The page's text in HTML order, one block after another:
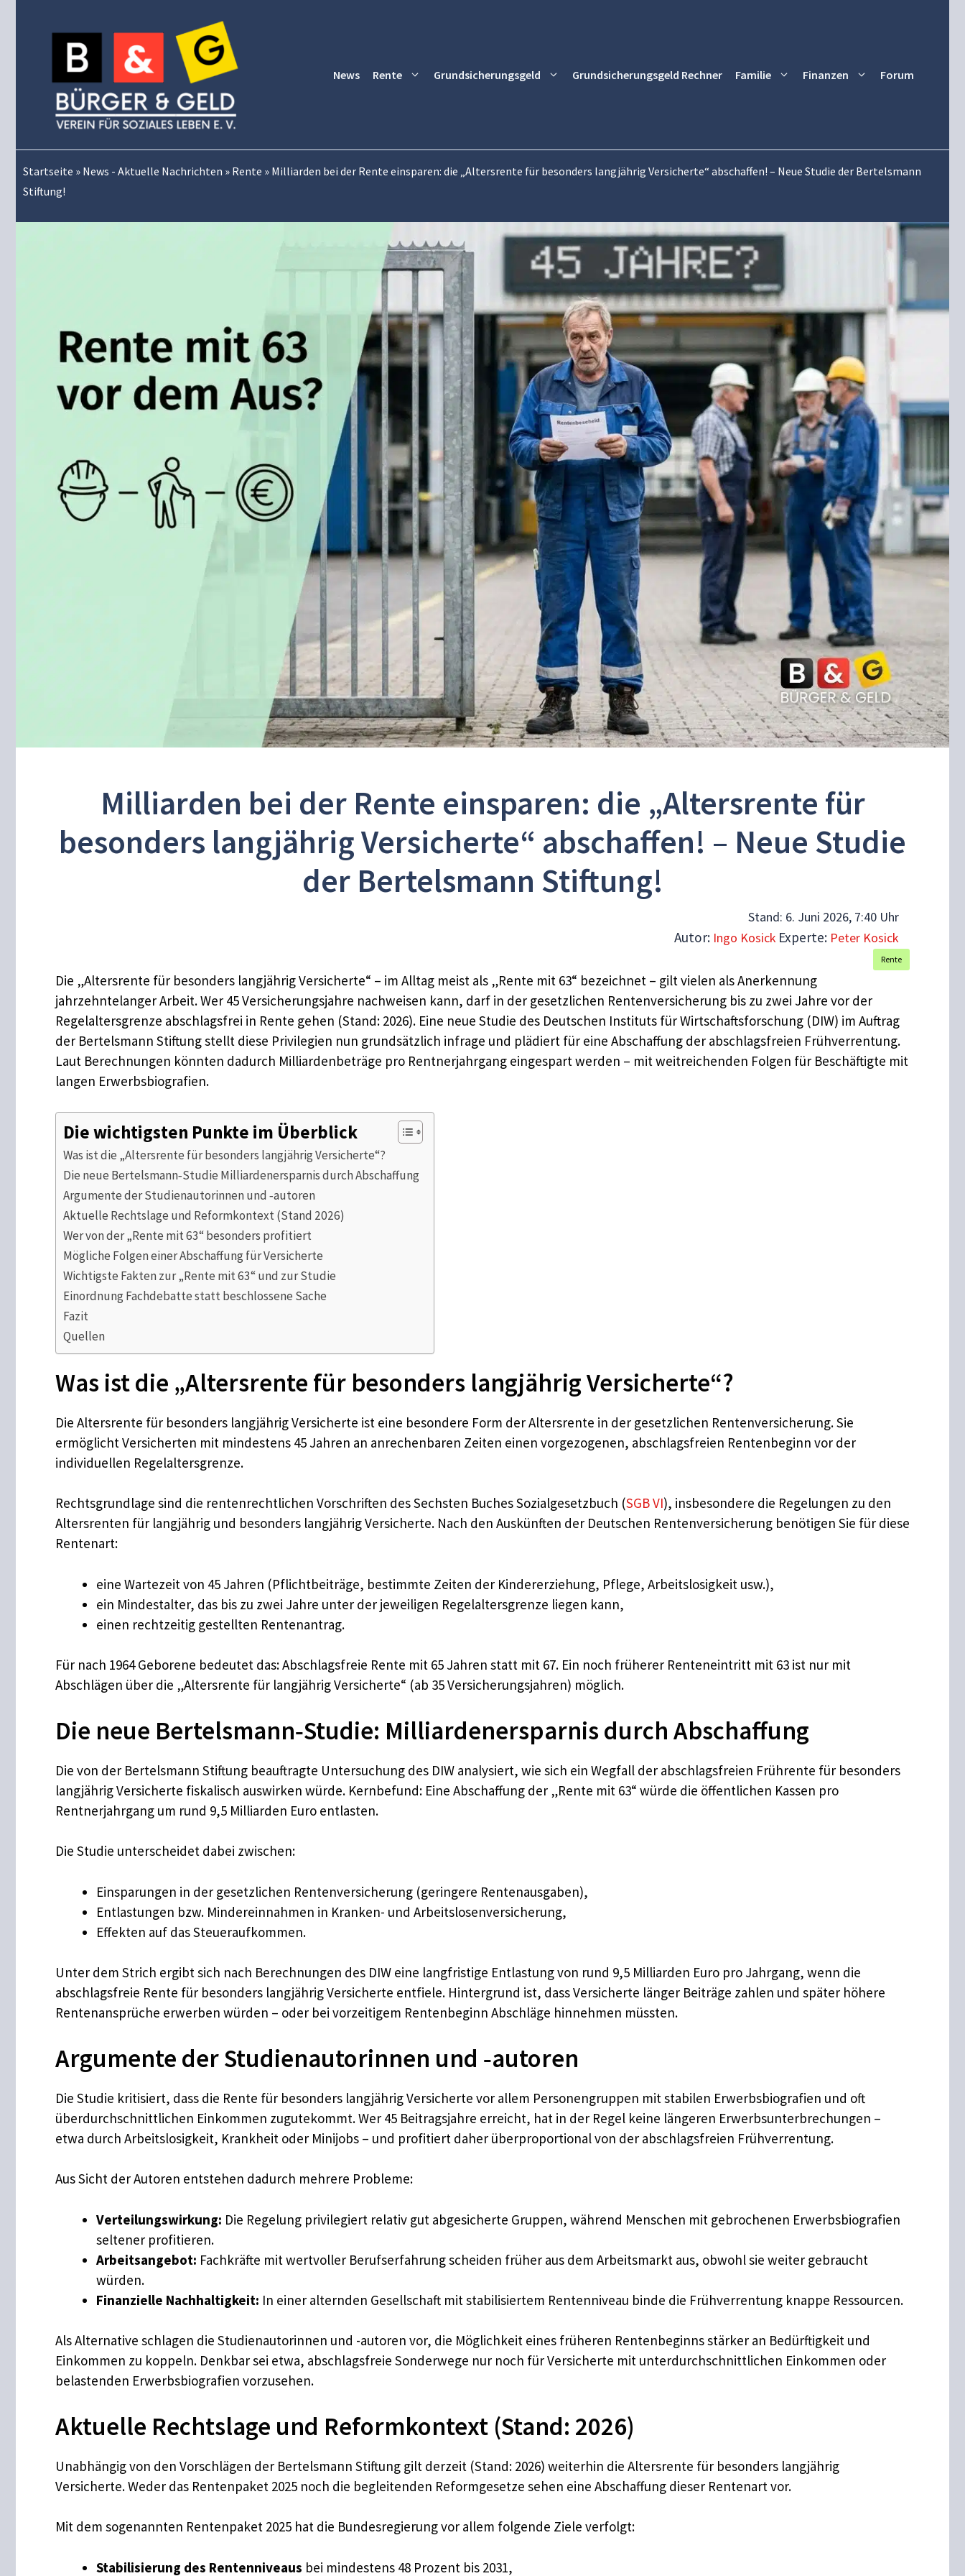
News Rente Grundsicherungsgeld Grundsicherungsgeld Rechner Familie Finanzen Forum
Startseite » News - Aktuelle Nachrichten » Rente » Milliarden bei der Rente einsparen: die „Altersrente für besonders langjährig Versicherte“ abschaffen! – Neue Studie der Bertelsmann
Stiftung!
Milliarden bei der Rente einsparen: die „Altersrente für
besonders langjährig Versicherte“ abschaffen! – Neue Studie
der Bertelsmann Stiftung!
Stand: 6. Juni 2026, 7:40 Uhr
Autor: Ingo Kosick Experte: Peter Kosick
Rente
Die „Altersrente für besonders langjährig Versicherte“ – im Alltag meist als „Rente mit 63“ bezeichnet – gilt vielen als Anerkennung
jahrzehntelanger Arbeit. Wer 45 Versicherungsjahre nachweisen kann, darf in der gesetzlichen Rentenversicherung bis zu zwei Jahre vor der
Regelaltersgrenze abschlagsfrei in Rente gehen (Stand: 2026). Eine neue Studie des Deutschen Instituts für Wirtschaftsforschung (DIW) im Auftrag
der Bertelsmann Stiftung stellt diese Privilegien nun grundsätzlich infrage und plädiert für eine Abschaffung der abschlagsfreien Frühverrentung.
Laut Berechnungen könnten dadurch Milliardenbeträge pro Rentnerjahrgang eingespart werden – mit weitreichenden Folgen für Beschäftigte mit
langen Erwerbsbiografien.
Die wichtigsten Punkte im Überblick
Was ist die „Altersrente für besonders langjährig Versicherte“?
Die neue Bertelsmann‑Studie Milliardenersparnis durch Abschaffung
Argumente der Studienautorinnen und ‑autoren
Aktuelle Rechtslage und Reformkontext (Stand 2026)
Wer von der „Rente mit 63“ besonders profitiert
Mögliche Folgen einer Abschaffung für Versicherte
Wichtigste Fakten zur „Rente mit 63“ und zur Studie
Einordnung Fachdebatte statt beschlossene Sache
Fazit
Quellen
Was ist die „Altersrente für besonders langjährig Versicherte“?
Die Altersrente für besonders langjährig Versicherte ist eine besondere Form der Altersrente in der gesetzlichen Rentenversicherung. Sie
ermöglicht Versicherten mit mindestens 45 Jahren an anrechenbaren Zeiten einen vorgezogenen, abschlagsfreien Rentenbeginn vor der
individuellen Regelaltersgrenze.
Rechtsgrundlage sind die rentenrechtlichen Vorschriften des Sechsten Buches Sozialgesetzbuch (SGB VI), insbesondere die Regelungen zu den
Altersrenten für langjährig und besonders langjährig Versicherte. Nach den Auskünften der Deutschen Rentenversicherung benötigen Sie für diese
Rentenart:
eine Wartezeit von 45 Jahren (Pflichtbeiträge, bestimmte Zeiten der Kindererziehung, Pflege, Arbeitslosigkeit usw.),
ein Mindestalter, das bis zu zwei Jahre unter der jeweiligen Regelaltersgrenze liegen kann,
einen rechtzeitig gestellten Rentenantrag.
Für nach 1964 Geborene bedeutet das: Abschlagsfreie Rente mit 65 Jahren statt mit 67. Ein noch früherer Renteneintritt mit 63 ist nur mit
Abschlägen über die „Altersrente für langjährig Versicherte“ (ab 35 Versicherungsjahren) möglich.
Die neue Bertelsmann‑Studie: Milliardenersparnis durch Abschaffung
Die von der Bertelsmann Stiftung beauftragte Untersuchung des DIW analysiert, wie sich ein Wegfall der abschlagsfreien Frührente für besonders
langjährig Versicherte fiskalisch auswirken würde. Kernbefund: Eine Abschaffung der „Rente mit 63“ würde die öffentlichen Kassen pro
Rentnerjahrgang um rund 9,5 Milliarden Euro entlasten.
Die Studie unterscheidet dabei zwischen:
Einsparungen in der gesetzlichen Rentenversicherung (geringere Rentenausgaben),
Entlastungen bzw. Mindereinnahmen in Kranken- und Arbeitslosenversicherung,
Effekten auf das Steueraufkommen.
Unter dem Strich ergibt sich nach Berechnungen des DIW eine langfristige Entlastung von rund 9,5 Milliarden Euro pro Jahrgang, wenn die
abschlagsfreie Rente für besonders langjährig Versicherte entfiele. Hintergrund ist, dass Versicherte länger Beiträge zahlen und später höhere
Rentenansprüche erwerben würden – oder bei vorzeitigem Rentenbeginn Abschläge hinnehmen müssten.
Argumente der Studienautorinnen und ‑autoren
Die Studie kritisiert, dass die Rente für besonders langjährig Versicherte vor allem Personengruppen mit stabilen Erwerbsbiografien und oft
überdurchschnittlichen Einkommen zugutekommt. Wer 45 Beitragsjahre erreicht, hat in der Regel keine längeren Erwerbsunterbrechungen –
etwa durch Arbeitslosigkeit, Krankheit oder Minijobs – und profitiert daher überproportional von der abschlagsfreien Frühverrentung.
Aus Sicht der Autoren entstehen dadurch mehrere Probleme:
Verteilungswirkung: Die Regelung privilegiert relativ gut abgesicherte Gruppen, während Menschen mit gebrochenen Erwerbsbiografien
seltener profitieren.
Arbeitsangebot: Fachkräfte mit wertvoller Berufserfahrung scheiden früher aus dem Arbeitsmarkt aus, obwohl sie weiter gebraucht
würden.
Finanzielle Nachhaltigkeit: In einer alternden Gesellschaft mit stabilisiertem Rentenniveau binde die Frühverrentung knappe Ressourcen.
Als Alternative schlagen die Studienautorinnen und -autoren vor, die Möglichkeit eines früheren Rentenbeginns stärker an Bedürftigkeit und
Einkommen zu koppeln. Denkbar sei etwa, abschlagsfreie Sonderwege nur noch für Versicherte mit unterdurchschnittlichen Einkommen oder
belastenden Erwerbsbiografien vorzusehen.
Aktuelle Rechtslage und Reformkontext (Stand: 2026)
Unabhängig von den Vorschlägen der Bertelsmann Stiftung gilt derzeit (Stand: 2026) weiterhin die Altersrente für besonders langjährig
Versicherte. Weder das Rentenpaket 2025 noch die begleitenden Reformgesetze sehen eine Abschaffung dieser Rentenart vor.
Mit dem sogenannten Rentenpaket 2025 hat die Bundesregierung vor allem folgende Ziele verfolgt:
Stabilisierung des Rentenniveaus bei mindestens 48 Prozent bis 2031,